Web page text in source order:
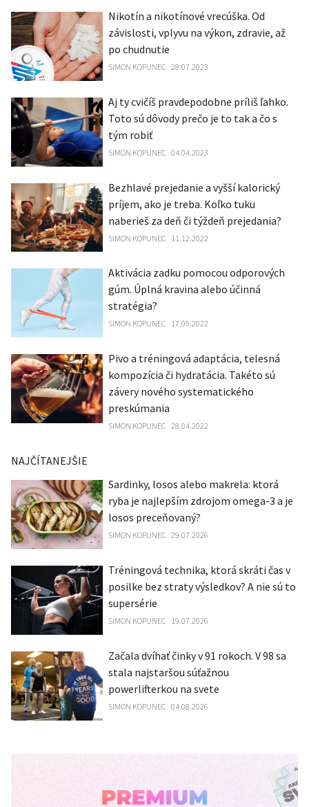
Nikotín a nikotínové vrecúška. Od
závislosti, vplyvu na výkon, zdravie, až
po chudnutie
SIMON KOPUNEC 28.07.2023
Aj ty cvičíš pravdepodobne príliš ľahko.
Toto sú dôvody prečo je to tak a čo s
tým robiť
SIMON KOPUNEC 04.04.2023
Bezhlavé prejedanie a vyšší kalorický
príjem, ako je treba. Koľko tuku
naberieš za deň či týždeň prejedania?
SIMON KOPUNEC 11.12.2022
Aktivácia zadku pomocou odporových
gúm. Úplná kravina alebo účinná
stratégia?
SIMON KOPUNEC 17.05.2022
Pivo a tréningová adaptácia, telesná
kompozícia či hydratácia. Takéto sú
závery nového systematického
preskúmania
SIMON KOPUNEC 28.04.2022
NAJČÍTANEJŠIE
Sardinky, losos alebo makrela: ktorá
ryba je najlepším zdrojom omega-3 a je
losos preceňovaný?
SIMON KOPUNEC 29.07.2026
Tréningová technika, ktorá skráti čas v
posilke bez straty výsledkov? A nie sú to
supersérie
SIMON KOPUNEC 19.07.2026
Začala dvíhať činky v 91 rokoch. V 98 sa
stala najstaršou súťažnou
powerlifterkou na svete
SIMON KOPUNEC 04.08.2026